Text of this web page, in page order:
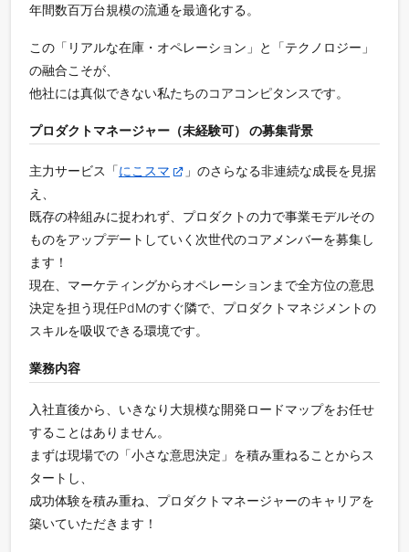
年間数百万台規模の流通を最適化する。
この「リアルな在庫・オペレーション」と「テクノロジー」
の融合こそが、
他社には真似できない私たちのコアコンピタンスです。
プロダクトマネージャー（未経験可） の募集背景
主力サービス「にこスマ
」のさらなる非連続な成長を見据
え、
既存の枠組みに捉われず、プロダクトの力で事業モデルその
ものをアップデートしていく次世代のコアメンバーを募集し
ます！
現在、マーケティングからオペレーションまで全方位の意思
決定を担う現任PdMのすぐ隣で、プロダクトマネジメントの
スキルを吸収できる環境です。
業務内容
入社直後から、いきなり大規模な開発ロードマップをお任せ
することはありません。
まずは現場での「小さな意思決定」を積み重ねることからス
タートし、
成功体験を積み重ね、プロダクトマネージャーのキャリアを
築いていただきます！